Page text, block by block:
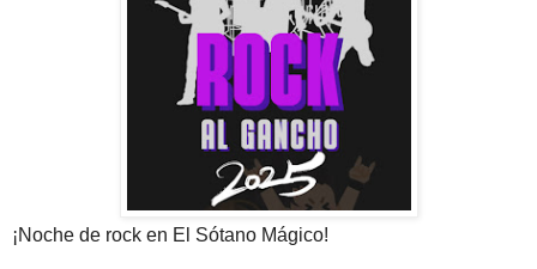
¡Noche de rock en El Sótano Mágico!